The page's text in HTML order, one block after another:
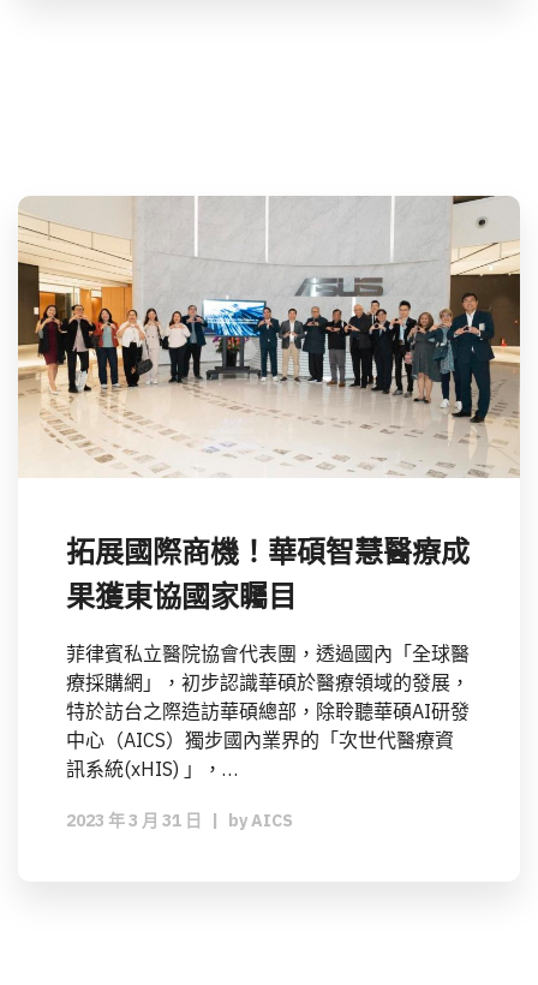
拓展國際商機！華碩智慧醫療成
果獲東協國家矚目
菲律賓私立醫院協會代表團，透過國內「全球醫
療採購網」，初步認識華碩於醫療領域的發展，
特於訪台之際造訪華碩總部，除聆聽華碩AI研發
中心（AICS）獨步國內業界的「次世代醫療資
訊系統(xHIS) 」，…
2023 年 3 月 31 日 byAICS